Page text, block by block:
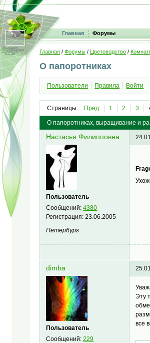
Главная Форумы
Главная / Форумы / Цветоводство /
О папоротниках
Пользователи Правила Войти
Страницы: Пред. 1 2 3
О папоротниках, выращивание и
Настасья Филипповна
Пользователь
Сообщений:4380
Регистрация:23.06.2005
Петербург
dimba
Пользователь
Сообщений:229
Эту
все